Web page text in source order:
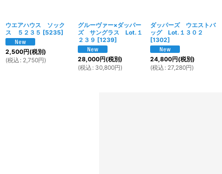
ウエアハウス ソック
ス ５２３５ [5235]
2,500円(税別)
(税込 : 2,750円)
グルーヴァー×ダッパー
ズ サングラス Lot.１
２３９ [1239]
28,000円(税別)
(税込 : 30,800円)
ダッパーズ ウエストバ
ッグ Lot.１３０２
[1302]
24,800円(税別)
(税込 : 27,280円)